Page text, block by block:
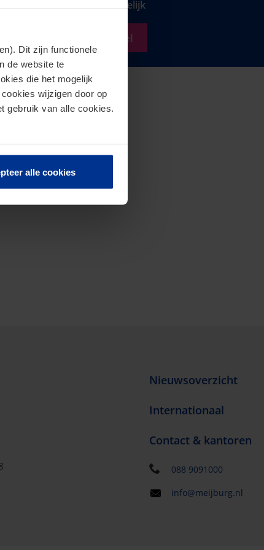
Dit zijn functionele
de website te
die het mogelijk
wijzigen door op
gebruik van alle cookies.
alle cookies
Zorg voor een goed huwelijk
Download het artikel
Nieuwsoverzicht
Internationaal
Contact & kantoren
088 9091000
info@meijburg.nl